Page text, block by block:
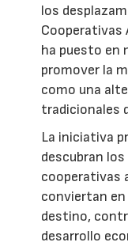
los
Cooperativas
ha puesto en
promover la
como una
tradicionales
La iniciativa
descubran
cooperativas
conviertan
destino,
desarrollo